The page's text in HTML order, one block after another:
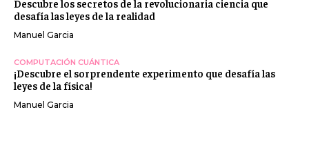
Descubre los secretos de la revolucionaria ciencia que
desafía las leyes de la realidad
Manuel Garcia
COMPUTACIÓN CUÁNTICA
¡Descubre el sorprendente experimento que desafía las
leyes de la física!
Manuel Garcia